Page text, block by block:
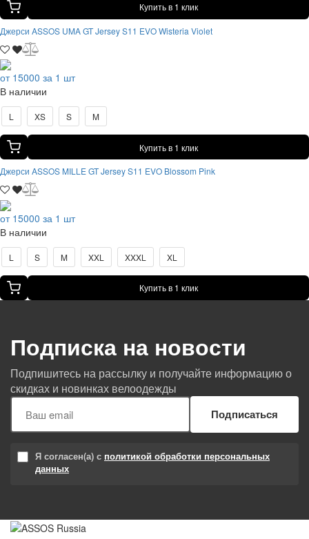
Купить в 1 клик
Джерси ASSOS UMA GT Jersey S11 EVO Wisteria Violet
от 15000 за 1 шт
В наличии
L XS S M
Купить в 1 клик
Джерси ASSOS MILLE GT Jersey S11 EVO Blossom Pink
от 15000 за 1 шт
В наличии
L S M XXL XXXL XL
Купить в 1 клик
Подписка на новости
Подпишитесь на рассылку и получайте информацию о
скидках и новинках велоодежды
Подписаться
Я согласен(а) с политикой обработки персональных
данных